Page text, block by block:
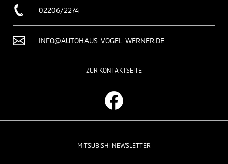
02206/2274
INFO@AUTOHAUS-VOGEL-WERNER.DE
ZUR KONTAKTSEITE
MITSUBISHI NEWSLETTER